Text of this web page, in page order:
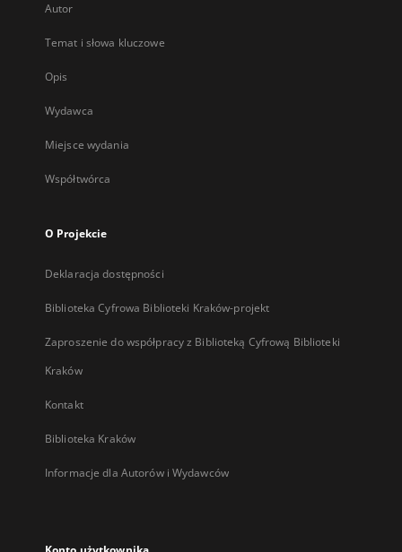
Autor
Temat i słowa kluczowe
Opis
Wydawca
Miejsce wydania
Współtwórca
O Projekcie
Deklaracja dostępności
Biblioteka Cyfrowa Biblioteki Kraków-projekt
Zaproszenie do współpracy z Biblioteką Cyfrową Biblioteki
Kraków
Kontakt
Biblioteka Kraków
Informacje dla Autorów i Wydawców